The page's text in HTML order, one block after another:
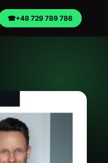
☎+48 729 789 786